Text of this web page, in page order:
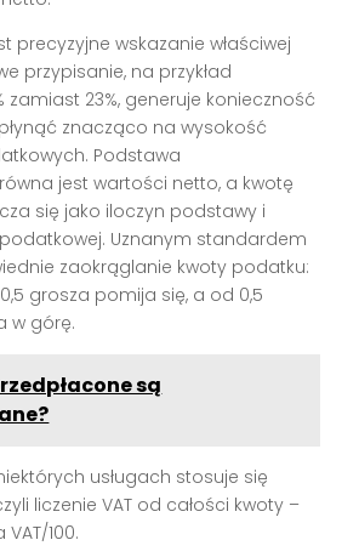
precyzyjne wskazanie właściwej
przypisanie, na przykład
zamiast 23%, generuje konieczność
znacząco na wysokość
Podstawa
jest wartości netto, a kwotę
się jako iloczyn podstawy i
podatkowej. Uznanym standardem
zaokrąglanie kwoty podatku:
grosza pomija się, a od 0,5
w górę.
są
usługach stosuje się
liczenie VAT od całości kwoty –
100.